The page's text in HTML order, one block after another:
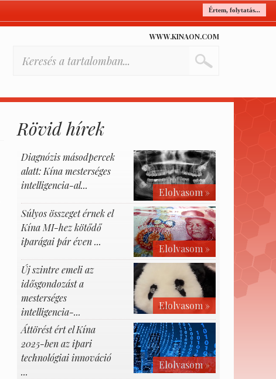
Értem, folytatás...
WWW.KINAON.COM
Rövid hírek
Elolvasom »
Diagnózis másodpercek
alatt: Kína mesterséges
intelligencia-al...
Elolvasom »
Súlyos összeget érnek el
Kína MI-hez kötődő
iparágai pár éven ...
Elolvasom »
Új szintre emeli az
idősgondozást a
mesterséges
intelligencia-...
Elolvasom »
Áttörést ért el Kína
2025-ben az ipari
technológiai innováció
...